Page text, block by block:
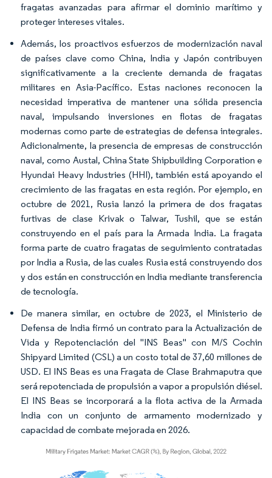
fragatas avanzadas para afirmar el dominio marítimo y
proteger intereses vitales.
Además, los proactivos esfuerzos de modernización naval
de países clave como China, India y Japón contribuyen
significativamente a la creciente demanda de fragatas
militares en Asia-Pacífico. Estas naciones reconocen la
necesidad imperativa de mantener una sólida presencia
naval, impulsando inversiones en flotas de fragatas
modernas como parte de estrategias de defensa integrales.
Adicionalmente, la presencia de empresas de construcción
naval, como Austal, China State Shipbuilding Corporation e
Hyundai Heavy Industries (HHI), también está apoyando el
crecimiento de las fragatas en esta región. Por ejemplo, en
octubre de 2021, Rusia lanzó la primera de dos fragatas
furtivas de clase Krivak o Talwar, Tushil, que se están
construyendo en el país para la Armada India. La fragata
forma parte de cuatro fragatas de seguimiento contratadas
por India a Rusia, de las cuales Rusia está construyendo dos
y dos están en construcción en India mediante transferencia
de tecnología.
De manera similar, en octubre de 2023, el Ministerio de
Defensa de India firmó un contrato para la Actualización de
Vida y Repotenciación del "INS Beas" con M/S Cochin
Shipyard Limited (CSL) a un costo total de 37,60 millones de
USD. El INS Beas es una Fragata de Clase Brahmaputra que
será repotenciada de propulsión a vapor a propulsión diésel.
El INS Beas se incorporará a la flota activa de la Armada
India con un conjunto de armamento modernizado y
capacidad de combate mejorada en 2026.